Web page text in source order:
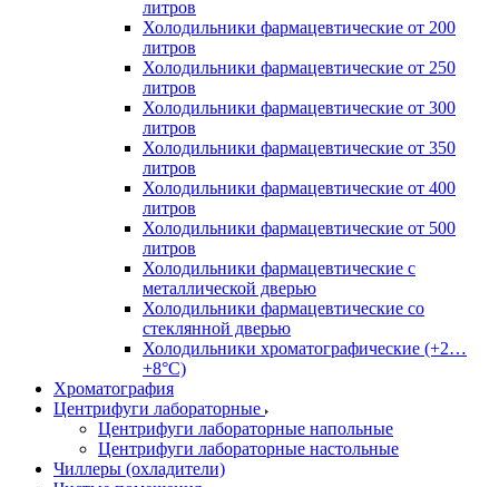
литров
Холодильники фармацевтические от 200
литров
Холодильники фармацевтические от 250
литров
Холодильники фармацевтические от 300
литров
Холодильники фармацевтические от 350
литров
Холодильники фармацевтические от 400
литров
Холодильники фармацевтические от 500
литров
Холодильники фармацевтические с
металлической дверью
Холодильники фармацевтические со
стеклянной дверью
Холодильники хроматографические (+2…
+8°C)
Хроматография
Центрифуги лабораторные
Центрифуги лабораторные напольные
Центрифуги лабораторные настольные
Чиллеры (охладители)